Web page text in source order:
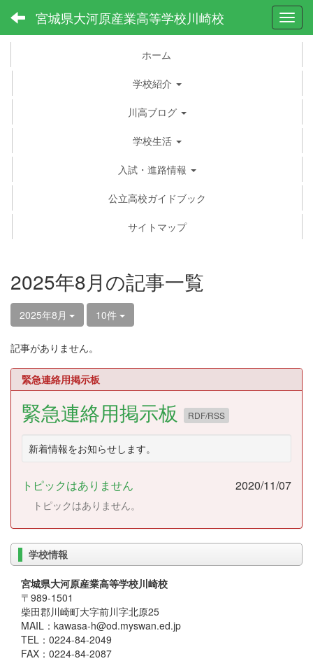
宮城県大河原産業高等学校川崎校
ホーム
学校紹介
川高ブログ
学校生活
入試・進路情報
公立高校ガイドブック
サイトマップ
2025年8月の記事一覧
2025年8月 10件
記事がありません。
緊急連絡用掲示板
緊急連絡用掲示板 RDF/RSS
新着情報をお知らせします。
トピックはありません 2020/11/07
トピックはありません。
学校情報
宮城県大河原産業高等学校川崎校
〒989-1501
柴田郡川崎町大字前川字北原25
MAIL：kawasa-h@od.myswan.ed.jp
TEL：0224-84-2049
FAX：0224-84-2087